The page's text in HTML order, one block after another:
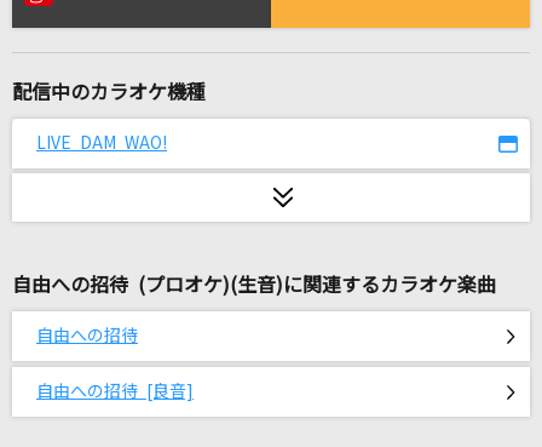
スプリットダンス
[生音]チャコの海岸物語
サザンオールスターズ
unravel
ハッピーエンド
配信中のカラオケ機種
LIVE DAM WAO!
自由への招待 (プロオケ)(生音)に関連するカラオケ楽曲
自由への招待
自由への招待 [良音]